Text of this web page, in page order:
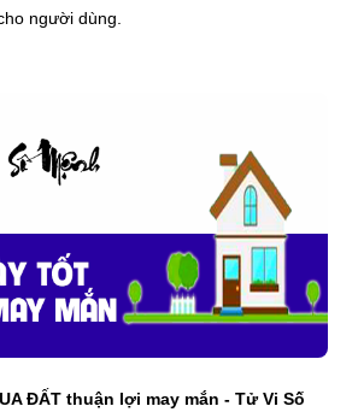
người dùng.
ĐẤT thuận lợi may mắn - Tử Vi Số